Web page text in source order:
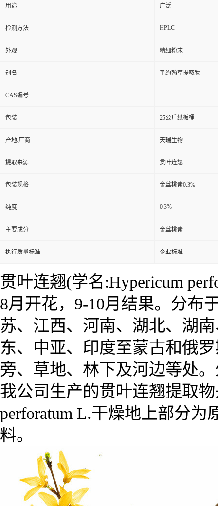
用途 广泛
检测方法 HPLC
外观 精细粉末
别名 圣约翰草提取物
CAS编号
包装 25公斤纸板桶
产地/厂商 天瑞生物
提取来源 贯叶连翘
包装规格 金丝桃素0.3%
纯度 0.3%
主要成分 金丝桃素
执行质量标准 企业标准
贯叶连翘(学名:Hypericum
8月开花，9-10月结果。分布
苏、江西、河南、湖北、湖
东、中亚、印度至蒙古和俄
旁、草地、林下及河边等处
我公司生产的贯叶连翘提取物
perforatum L.干燥地上部分
料。